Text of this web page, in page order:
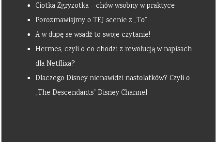
Ciotka Zgryzotka – chów wsobny w praktyce
Porozmawiajmy o TEJ scenie z „To”
A w dupę se wsadź to swoje czytanie!
Hermes, czyli o co chodzi z rewolucją w napisach
dla Netflixa?
Dlaczego Disney nienawidzi nastolatków? Czyli o
„The Descendants” Disney Channel